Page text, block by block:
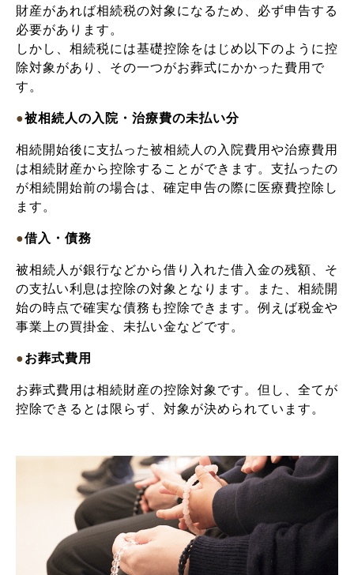
財産があれば相続税の対象になるため、必ず申告する
必要があります。
しかし、相続税には基礎控除をはじめ以下のように控
除対象があり、その一つがお葬式にかかった費用で
す。
●被相続人の入院・治療費の未払い分
相続開始後に支払った被相続人の入院費用や治療費用
は相続財産から控除することができます。支払ったの
が相続開始前の場合は、確定申告の際に医療費控除し
ます。
●借入・債務
被相続人が銀行などから借り入れた借入金の残額、そ
の支払い利息は控除の対象となります。また、相続開
始の時点で確実な債務も控除できます。例えば税金や
事業上の買掛金、未払い金などです。
●お葬式費用
お葬式費用は相続財産の控除対象です。但し、全てが
控除できるとは限らず、対象が決められています。